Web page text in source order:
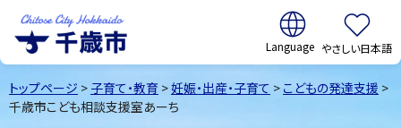
千歳市Chitose
City Hokkaido
翻訳:
やさしい日本語
トップページ > 子育て・教育 >妊娠・出産・子育て > こどもの発達支援 >
千歳市こども相談支援室あーち